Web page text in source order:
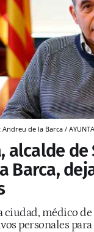
de la Barca /
alcalde de
Barca,
médico de
personales